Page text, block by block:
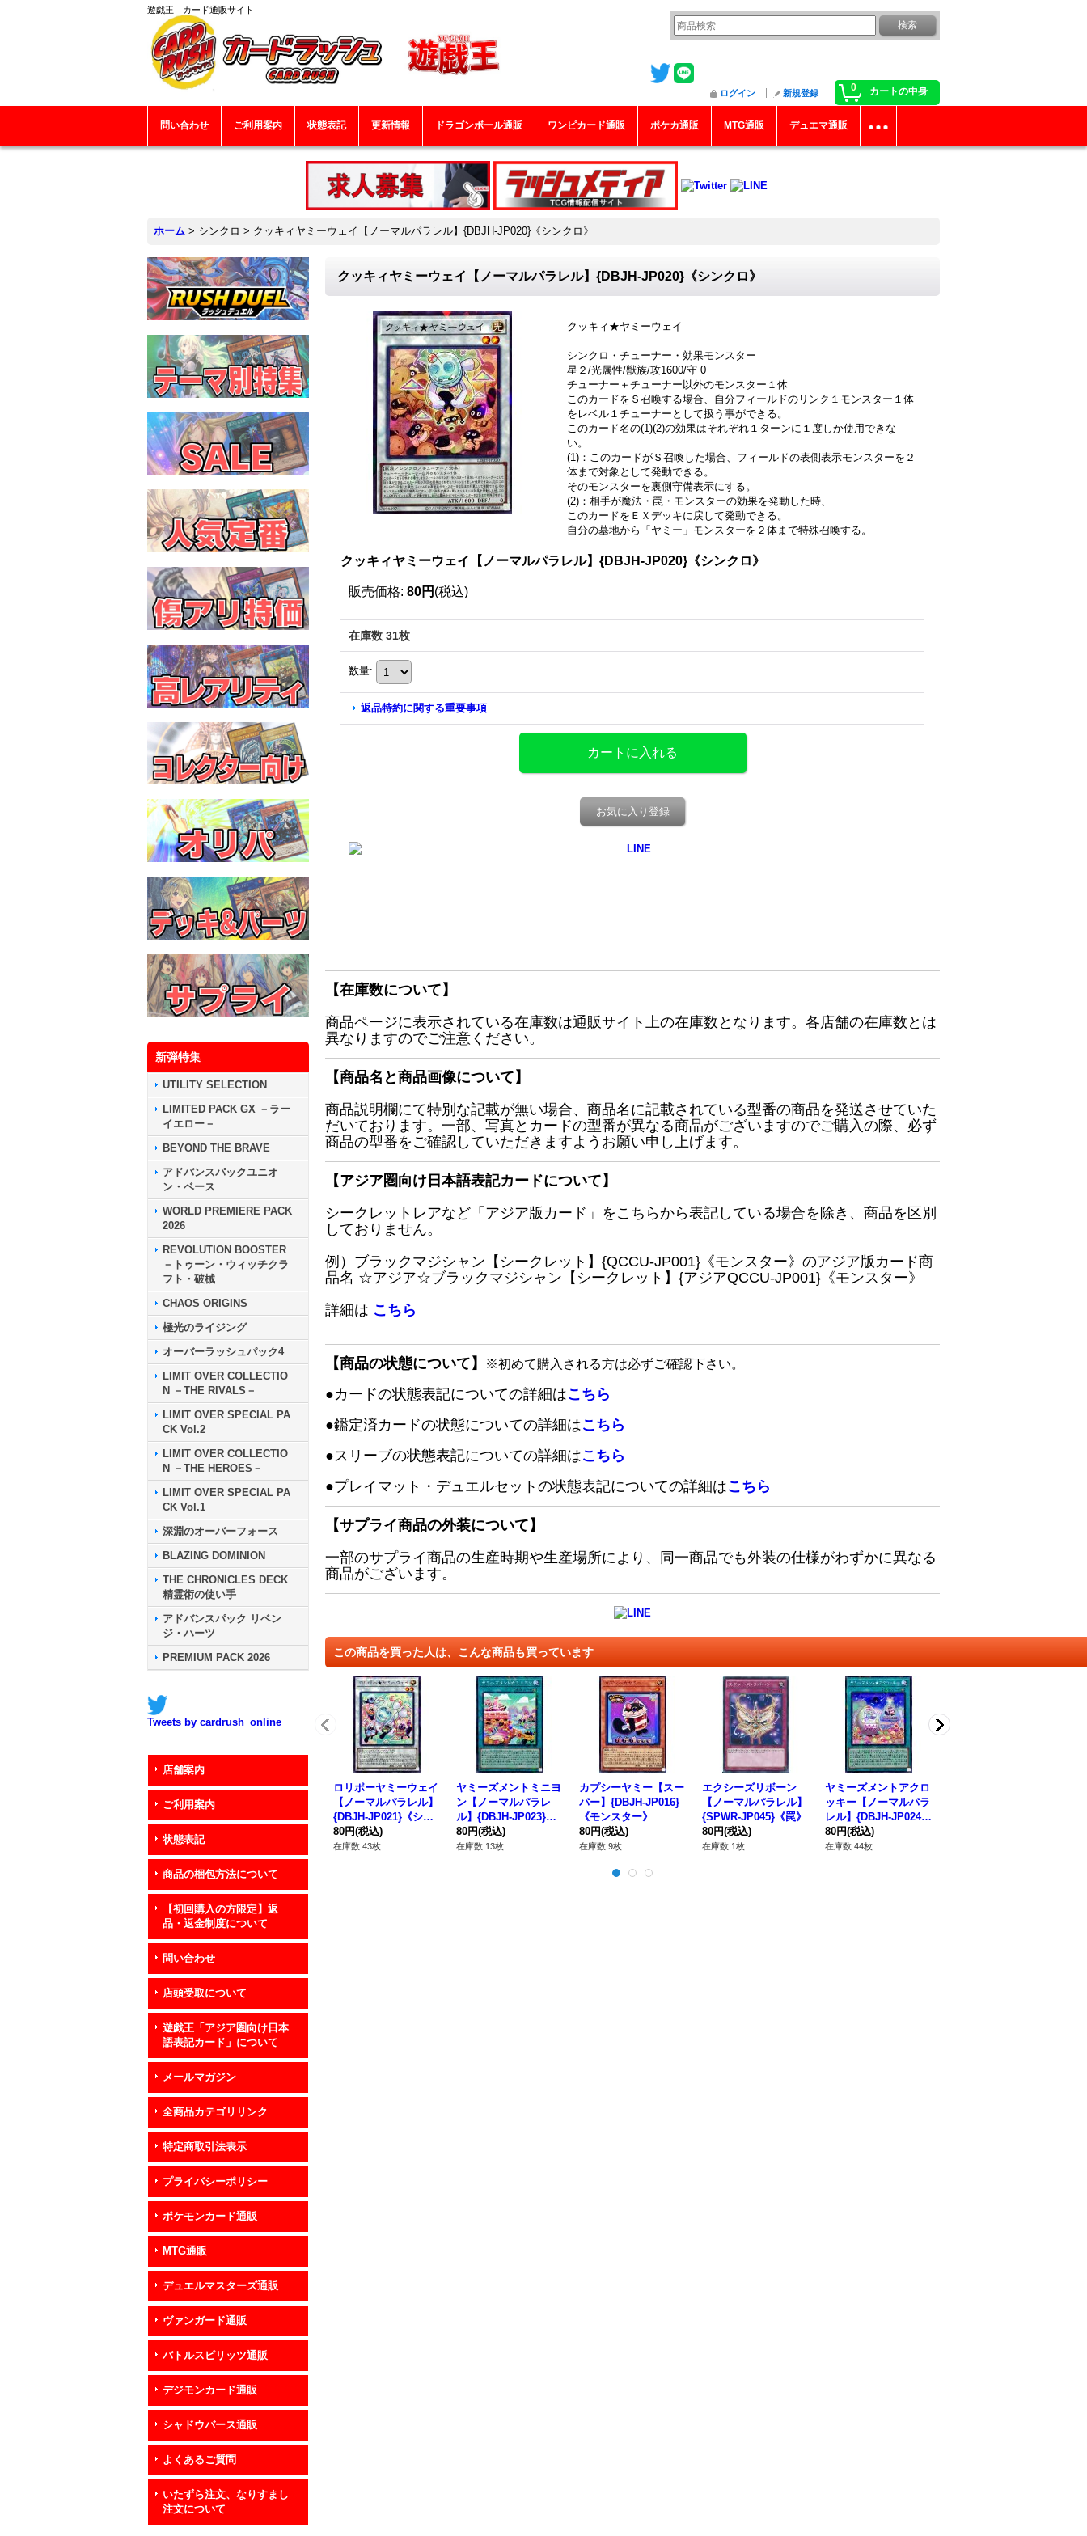
遊戯王 カード通販サイト
0 カートの中身
ログイン 新規登録
問い合わせ ご利用案内 状態表記 更新情報 ドラゴンボール通販 ワンピカード通販 ポケカ通販 MTG通販 デュエマ通販
ホーム > シンクロ > クッキィヤミーウェイ【ノーマルパラレル】{DBJH-JP020}《シンクロ》
新弾特集
UTILITY SELECTION
LIMITED PACK GX －ラー
イエロー－
BEYOND THE BRAVE
アドバンスパックユニオ
ン・ベース
WORLD PREMIERE PACK
2026
REVOLUTION BOOSTER
－トゥーン・ウィッチクラ
フト・破械
CHAOS ORIGINS
極光のライジング
オーバーラッシュパック4
LIMIT OVER COLLECTIO
N －THE RIVALS－
LIMIT OVER SPECIAL PA
CK Vol.2
LIMIT OVER COLLECTIO
N －THE HEROES－
LIMIT OVER SPECIAL PA
CK Vol.1
深淵のオーバーフォース
BLAZING DOMINION
THE CHRONICLES DECK
精霊術の使い手
アドバンスパック リベン
ジ・ハーツ
PREMIUM PACK 2026
Tweets by cardrush_online
店舗案内
ご利用案内
状態表記
商品の梱包方法について
【初回購入の方限定】返
品・返金制度について
問い合わせ
店頭受取について
遊戯王「アジア圏向け日本
語表記カード」について
メールマガジン
全商品カテゴリリンク
特定商取引法表示
プライバシーポリシー
ポケモンカード通販
MTG通販
デュエルマスターズ通販
ヴァンガード通販
バトルスピリッツ通販
デジモンカード通販
シャドウバース通販
よくあるご質問
いたずら注文、なりすまし
注文について
クッキィヤミーウェイ【ノーマルパラレル】{DBJH-JP020}《シンクロ》
クッキィ★ヤミーウェイ
シンクロ・チューナー・効果モンスター
星２/光属性/獣族/攻1600/守 0
チューナー＋チューナー以外のモンスター１体
このカードをＳ召喚する場合、自分フィールドのリンク１モンスター１体
をレベル１チューナーとして扱う事ができる。
このカード名の(1)(2)の効果はそれぞれ１ターンに１度しか使用できな
い。
(1)：このカードがＳ召喚した場合、フィールドの表側表示モンスターを２
体まで対象として発動できる。
そのモンスターを裏側守備表示にする。
(2)：相手が魔法・罠・モンスターの効果を発動した時、
このカードをＥＸデッキに戻して発動できる。
自分の墓地から「ヤミー」モンスターを２体まで特殊召喚する。
クッキィヤミーウェイ【ノーマルパラレル】{DBJH-JP020}《シンクロ》
販売価格: 80円 (税込)
在庫数 31枚
数量:
返品特約に関する重要事項
お気に入り登録
【在庫数について】
商品ページに表示されている在庫数は通販サイト上の在庫数となります。各店舗の在庫数とは
異なりますのでご注意ください。
【商品名と商品画像について】
商品説明欄にて特別な記載が無い場合、商品名に記載されている型番の商品を発送させていた
だいております。一部、写真とカードの型番が異なる商品がございますのでご購入の際、必ず
商品の型番をご確認していただきますようお願い申し上げます。
【アジア圏向け日本語表記カードについて】
シークレットレアなど「アジア版カード」をこちらから表記している場合を除き、商品を区別
しておりません。
例）ブラックマジシャン【シークレット】{QCCU-JP001}《モンスター》のアジア版カード商
品名 ☆アジア☆ブラックマジシャン【シークレット】{アジアQCCU-JP001}《モンスター》
詳細は こちら
【商品の状態について】 ※初めて購入される方は必ずご確認下さい。
●カードの状態表記についての詳細はこちら
●鑑定済カードの状態についての詳細はこちら
●スリーブの状態表記についての詳細はこちら
●プレイマット・デュエルセットの状態表記についての詳細はこちら
【サプライ商品の外装について】
一部のサプライ商品の生産時期や生産場所により、同一商品でも外装の仕様がわずかに異なる
商品がございます。
この商品を買った人は、こんな商品も買っています
ロリポーヤミーウェイ
【ノーマルパラレル】
{DBJH-JP021}《シン
クロ》
80円(税込)
在庫数 43枚
ヤミーズメントミニヨ
ン【ノーマルパラレ
ル】{DBJH-JP023}
《魔法》
80円(税込)
在庫数 13枚
カプシーヤミー【スー
パー】{DBJH-JP016}
《モンスター》
80円(税込)
在庫数 9枚
エクシーズリボーン
【ノーマルパラレル】
{SPWR-JP045}《罠》
80円(税込)
在庫数 1枚
ヤミーズメントアクロ
ッキー【ノーマルパラ
レル】{DBJH-JP024}
《魔法》
80円(税込)
在庫数 44枚